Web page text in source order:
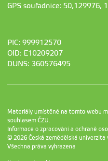
GPS souřadnice: 50,129976,
PIC: 999912570
OID: E10209207
DUNS: 360576495
Materiály umístěné na tomto webu
souhlasem ČZU.
Informace o zpracování a ochraně
© 2026 Česká zemědělská univerzita
Všechna práva vyhrazena